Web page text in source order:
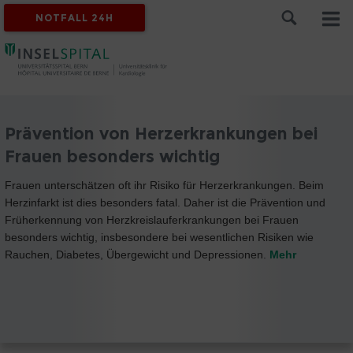
NOTFALL 24H
Prävention von Herzerkrankungen bei
Frauen besonders wichtig
Frauen unterschätzen oft ihr Risiko für Herzerkrankungen. Beim
Herzinfarkt ist dies besonders fatal. Daher ist die Prävention und
Früherkennung von Herzkreislauferkrankungen bei Frauen
besonders wichtig, insbesondere bei wesentlichen Risiken wie
Rauchen, Diabetes, Übergewicht und Depressionen. Mehr